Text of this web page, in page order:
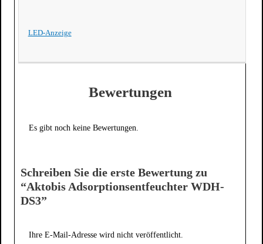
LED-Anzeige
Bewertungen
Es gibt noch keine Bewertungen.
Schreiben Sie die erste Bewertung zu
“Aktobis Adsorptionsentfeuchter WDH-
DS3”
Ihre E-Mail-Adresse wird nicht veröffentlicht.